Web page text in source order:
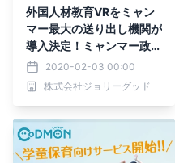
外国人材教育VRをミャン
マー最大の送り出し機関が
導入決定！ミャンマー政府
認定送り出し機関ミャンマ
ー・ユニティ
2020-02-03 00:00
株式会社ジョリーグッド